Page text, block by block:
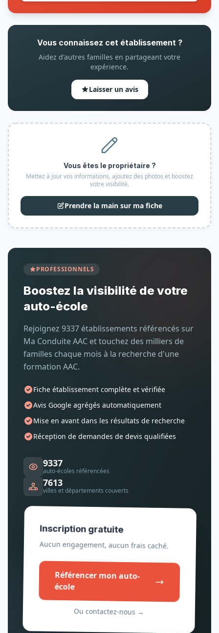
Vous connaissez cet établissement ?
Aidez d'autres familles en partageant votre
expérience.
Laisser un avis
Vous êtes le propriétaire ?
Mettez à jour vos informations, ajoutez des photos et boostez
votre visibilité.
Prendre la main sur ma fiche
PROFESSIONNELS
Boostez la visibilité de votre
auto-école
Rejoignez 9337 établissements référencés sur
Ma Conduite AAC et touchez des milliers de
familles chaque mois à la recherche d'une
formation AAC.
Fiche établissement complète et vérifiée
Avis Google agrégés automatiquement
Mise en avant dans les résultats de recherche
Réception de demandes de devis qualifiées
9337
auto-écoles référencées
7613
villes et départements couverts
Inscription gratuite
Aucun engagement, aucun frais caché.
Référencer mon auto-
école
Ou contactez-nous →